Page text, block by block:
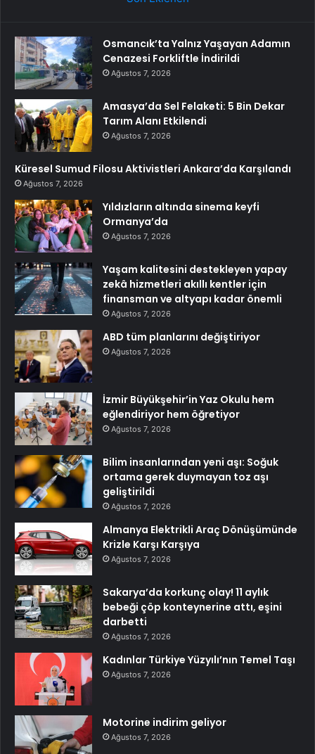
Osmancık’ta Yalnız Yaşayan Adamın
Cenazesi Forkliftle İndirildi
Ağustos 7, 2026
Amasya’da Sel Felaketi: 5 Bin Dekar
Tarım Alanı Etkilendi
Ağustos 7, 2026
Küresel Sumud Filosu Aktivistleri Ankara’da Karşılandı
Ağustos 7, 2026
Yıldızların altında sinema keyfi
Ormanya’da
Ağustos 7, 2026
Yaşam kalitesini destekleyen yapay
zekâ hizmetleri akıllı kentler için
finansman ve altyapı kadar önemli
Ağustos 7, 2026
ABD tüm planlarını değiştiriyor
Ağustos 7, 2026
İzmir Büyükşehir’in Yaz Okulu hem
eğlendiriyor hem öğretiyor
Ağustos 7, 2026
Bilim insanlarından yeni aşı: Soğuk
ortama gerek duymayan toz aşı
geliştirildi
Ağustos 7, 2026
Almanya Elektrikli Araç Dönüşümünde
Krizle Karşı Karşıya
Ağustos 7, 2026
Sakarya’da korkunç olay! 11 aylık
bebeği çöp konteynerine attı, eşini
darbetti
Ağustos 7, 2026
Kadınlar Türkiye Yüzyılı’nın Temel Taşı
Ağustos 7, 2026
Motorine indirim geliyor
Ağustos 7, 2026